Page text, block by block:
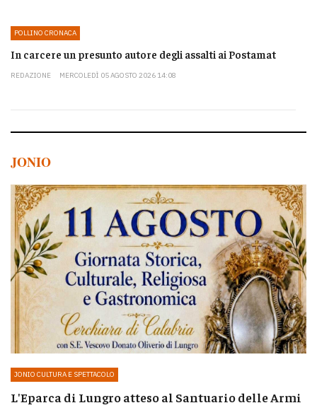
POLLINO CRONACA
In carcere un presunto autore degli assalti ai Postamat
REDAZIONE MERCOLEDÌ 05 AGOSTO 2026 14:08
JONIO
JONIO CULTURA E SPETTACOLO
L'Eparca di Lungro atteso al Santuario delle Armi